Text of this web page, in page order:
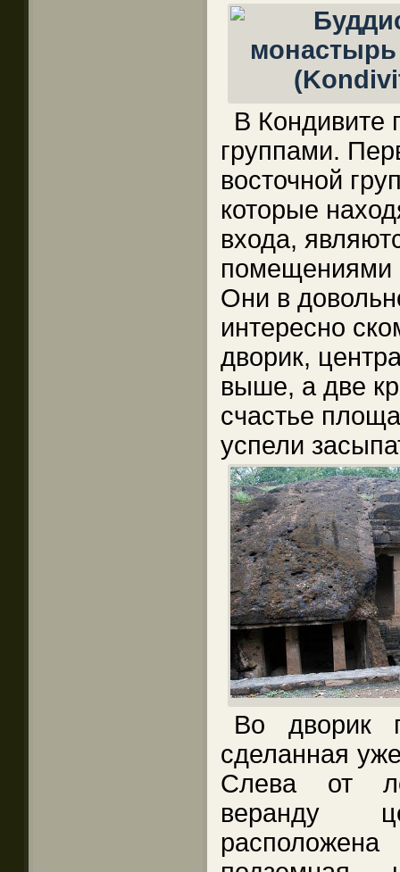
В
группами.
восточной
которые
входа,
помещениями
Они в
интересно
дворик,
выше, а две
счастье
успели
Во дворик
сделанная
Слева от
веранду